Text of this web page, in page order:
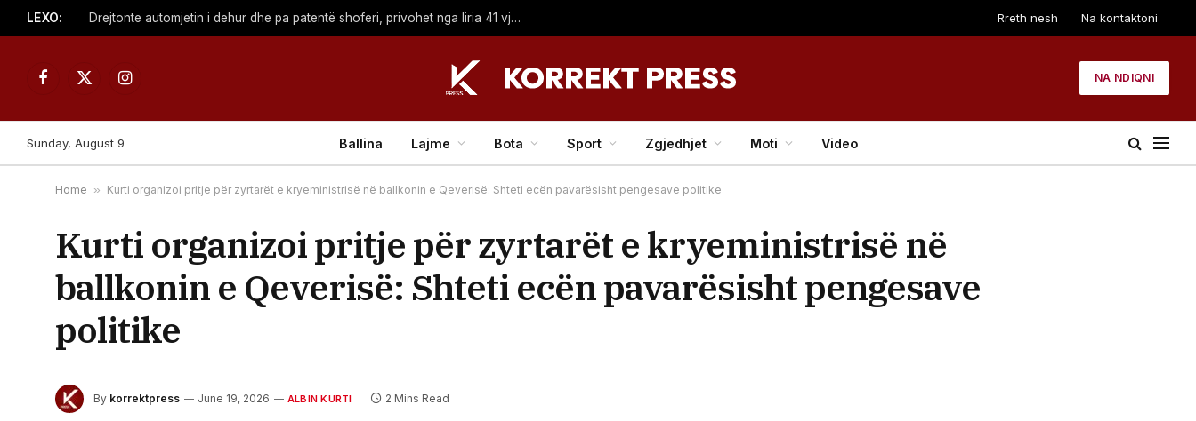
LEXO: Drejtonte automjetin i dehur dhe pa patentë shoferi, privohet nga liria 41 vjeçari nga Shkupi Rreth nesh Na kontaktoni
Facebook
X
Instagram
NA NDIQNI
Sunday, August 9 Ballina Lajme Bota Sport Zgjedhjet Moti Video
Home » Kurti organizoi pritje për zyrtarët e kryeministrisë në ballkonin e Qeverisë: Shteti ecën pavarësisht pengesave politike
Kurti organizoi pritje për zyrtarët e kryeministrisë në
ballkonin e Qeverisë: Shteti ecën pavarësisht pengesave
politike
By korrektpress June 19, 2026 ALBIN KURTI 2 Mins Read